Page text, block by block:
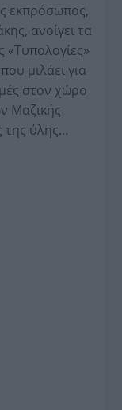
εκπρόσωπος,
ανοίγει τα
«Τυπολογίες»
μιλάει για
στον χώρο
Μαζικής
της ύλης